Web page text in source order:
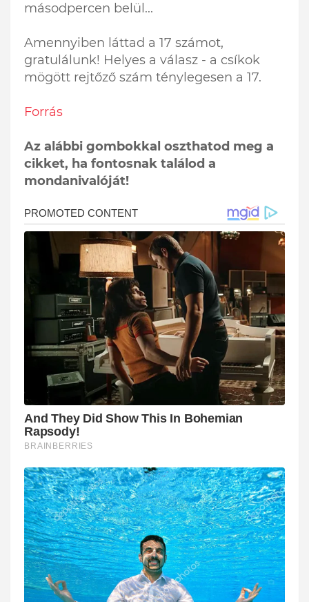
másodpercen belül...
Amennyiben láttad a 17 számot,
gratulálunk! Helyes a válasz - a csíkok
mögött rejtőző szám ténylegesen a 17.
Forrás
Az alábbi gombokkal oszthatod meg a
cikket, ha fontosnak találod a
mondanivalóját!